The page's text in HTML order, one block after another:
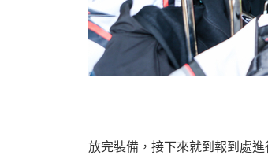
放完裝備，接下來就到報到處